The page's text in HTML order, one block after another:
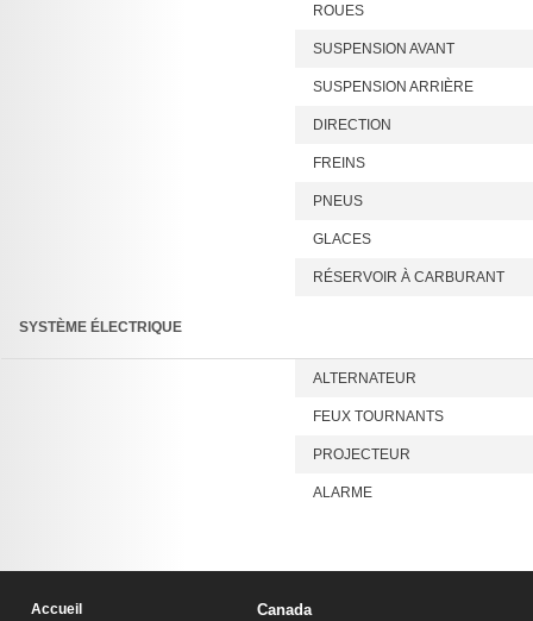
ROUES
SUSPENSION AVANT
SUSPENSION ARRIÈRE
DIRECTION
FREINS
PNEUS
GLACES
RÉSERVOIR À CARBURANT
SYSTÈME ÉLECTRIQUE
ALTERNATEUR
FEUX TOURNANTS
PROJECTEUR
ALARME
Accueil
Canada